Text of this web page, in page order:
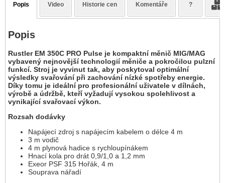
Popis Video Historie cen Komentáře ?
Popis
Rustler EM 350C PRO Pulse je kompaktní měnič MIG/MAG
vybavený nejnovější technologií měniče a pokročilou pulzní
funkcí. Stroj je vyvinut tak, aby poskytoval optimální
výsledky svařování při zachování nízké spotřeby energie.
Díky tomu je ideální pro profesionální uživatele v dílnách,
výrobě a údržbě, kteří vyžadují vysokou spolehlivost a
vynikající svařovací výkon.
Rozsah dodávky
Napájecí zdroj s napájecím kabelem o délce 4 m
3 m vodič
4 m plynová hadice s rychloupínákem
Hnací kola pro drát 0,9/1,0 a 1,2 mm
Exeor PSF 315 Hořák, 4 m
Souprava nářadí